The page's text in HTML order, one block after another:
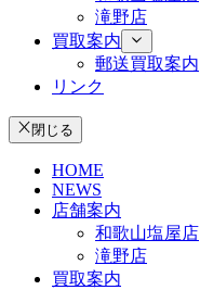
滝野店
買取案内
郵送買取案内
リンク
閉じる
HOME
NEWS
店舗案内
和歌山塩屋店
滝野店
買取案内